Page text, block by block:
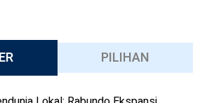
PILIHAN